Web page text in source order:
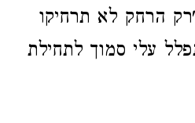
הרחק לא תרחיקו
עלי סמוך לתחילת